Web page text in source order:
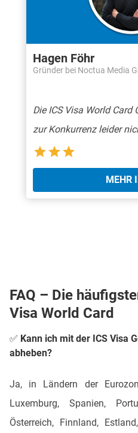
Hagen Föhr
Gründer bei Noctua Media
Die ICS Visa World
zur Konkurrenz leider
MEHR
FAQ – Die
Visa World Card
✅ Kann ich mit der ICS Visa
abheben?
Ja, in Ländern der
Luxemburg, Spanien,
Österreich, Finnland,